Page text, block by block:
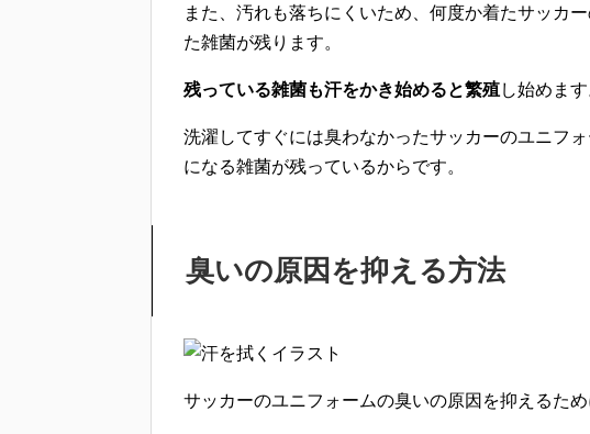
また、汚れも落ちにくいため、 何度か着たサッカ
た雑菌が残ります。
残っている雑菌も汗をかき始めると繁殖し始めます
洗濯してすぐには臭わなかったサッカーのユニフ
になる雑菌が残っているからです。
臭いの原因を抑える方法
サッカーのユニフォームの臭いの原因を抑えるた